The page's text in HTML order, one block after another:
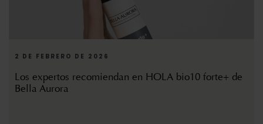
2 DE FEBRERO DE 2026
Los expertos recomiendan en HOLA bio10 forte+ de
Bella Aurora